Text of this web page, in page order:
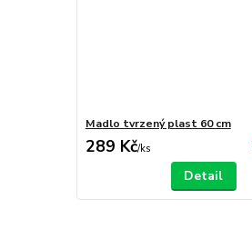
Madlo tvrzený plast 60 cm
289 Kč/ks
Detail